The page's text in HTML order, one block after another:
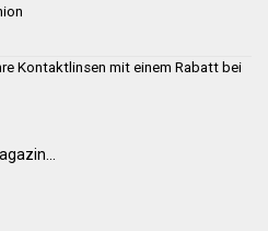
Kontaktlinsen mit einem Rabatt bei